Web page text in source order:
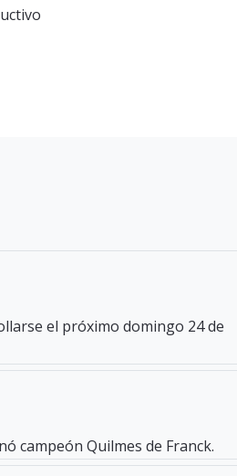
el próximo domingo 24 de
campeón Quilmes de Franck.